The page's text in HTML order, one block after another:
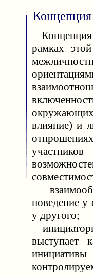
рамках
влияние) и
поведение у
у другого;
выступает